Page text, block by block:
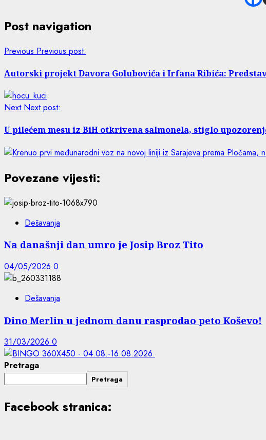
Post navigation
Previous Previous post:
Autorski projekt Davora Golubovića i Irfana Ribića:
Next Next post:
U pilećem mesu iz BiH otkrivena salmonela, stiglo
Povezane vijesti:
Dešavanja
Na današnji dan umro je Josip Broz Tito
04/05/2026 0
Dešavanja
Dino Merlin u jednom danu rasprodao peto Koševo!
31/03/2026 0
Pretraga
Pretraga
Facebook stranica: